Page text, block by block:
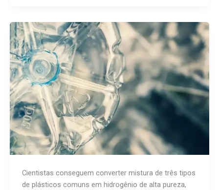
Cientistas conseguem converter mistura de três tipos
de plásticos comuns em hidrogênio de alta pureza,